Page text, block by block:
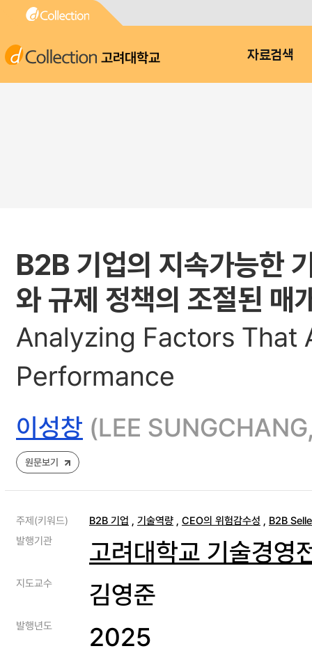
고려대학교 자료검색
B2B 기업의 지속가능한
와 규제 정책의 조절된 매
Analyzing Factors That
Performance
이성창 (LEE
원문보기
주제(키워드) B2B 기업 , 기술역량 , CEO의 위험감수성 , B2B
발행기관
고려대학교 기술경영
지도교수 김영준
발행년도 2025